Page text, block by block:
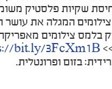
שקיות פלסטיק
המגלה את עושר
בלמס צילומים
bit.ly/3FcXm1B
בזום ופרונטלית.